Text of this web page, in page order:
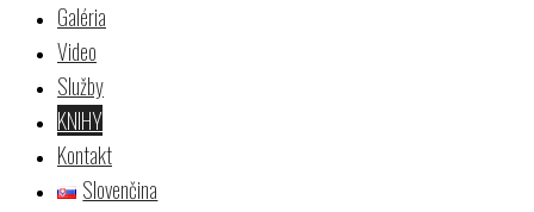
Galéria
Video
Služby
KNIHY
Kontakt
Slovenčina